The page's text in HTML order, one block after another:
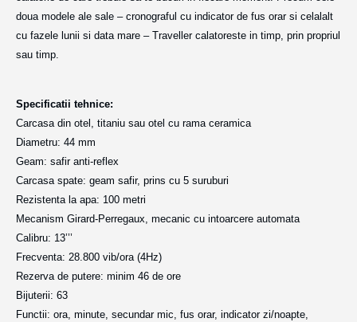
doua modele ale sale – cronograful cu indicator de fus orar si celalalt
cu fazele lunii si data mare – Traveller calatoreste in timp, prin propriul
sau timp.
Specificatii tehnice:
Carcasa din otel, titaniu sau otel cu rama ceramica
Diametru: 44 mm
Geam: safir anti-reflex
Carcasa spate: geam safir, prins cu 5 suruburi
Rezistenta la apa: 100 metri
Mecanism Girard-Perregaux, mecanic cu intoarcere automata
Calibru: 13’’’
Frecventa: 28.800 vib/ora (4Hz)
Rezerva de putere: minim 46 de ore
Bijuterii: 63
Functii: ora, minute, secundar mic, fus orar, indicator zi/noapte,